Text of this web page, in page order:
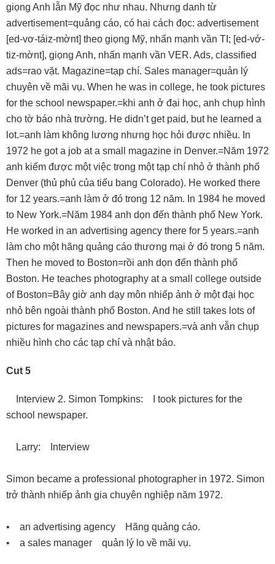
giọng Anh lẫn Mỹ đọc như nhau. Nhưng danh từ
advertisement=quảng cáo, có hai cách đọc: advertisement
[ed-vơ-táiz-mờnt] theo giọng Mỹ, nhấn mạnh vần TI; [ed-vớ-
tiz-mờnt], giọng Anh, nhấn mạnh vần VER. Ads, classified
ads=rao vặt. Magazine=tạp chí. Sales manager=quản lý
chuyên về mãi vụ. When he was in college, he took pictures
for the school newspaper.=khi anh ở đại học, anh chụp hình
cho tờ báo nhà trường. He didn’t get paid, but he learned a
lot.=anh làm không lương nhưng học hỏi được nhiều. In
1972 he got a job at a small magazine in Denver.=Năm 1972
anh kiếm được một việc trong một tạp chí nhỏ ở thành phố
Denver (thủ phủ của tiểu bang Colorado). He worked there
for 12 years.=anh làm ở đó trong 12 năm. In 1984 he moved
to New York.=Năm 1984 anh dọn đến thành phố New York.
He worked in an advertising agency there for 5 years.=anh
làm cho một hãng quảng cáo thương mại ở đó trong 5 năm.
Then he moved to Boston=rồi anh dọn đến thành phố
Boston. He teaches photography at a small college outside
of Boston=Bây giờ anh dạy môn nhiếp ảnh ở một đại học
nhỏ bên ngoài thành phố Boston. And he still takes lots of
pictures for magazines and newspapers.=và anh vẫn chụp
nhiều hình cho các tạp chí và nhật báo.
Cut 5
Interview 2. Simon Tompkins: I took pictures for the
school newspaper.
Larry: Interview
Simon became a professional photographer in 1972. Simon
trở thành nhiếp ảnh gia chuyên nghiệp năm 1972.
• an advertising agency Hãng quảng cáo.
• a sales manager quản lý lo về mãi vụ.